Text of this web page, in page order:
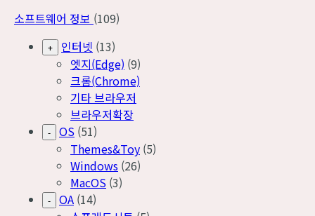
소프트웨어 정보 (109)
+ 인터넷 (13)
엣지(Edge) (9)
크롬(Chrome)
기타 브라우저
브라우저확장
- OS (51)
Themes&Toy (5)
Windows (26)
MacOS (3)
- OA (14)